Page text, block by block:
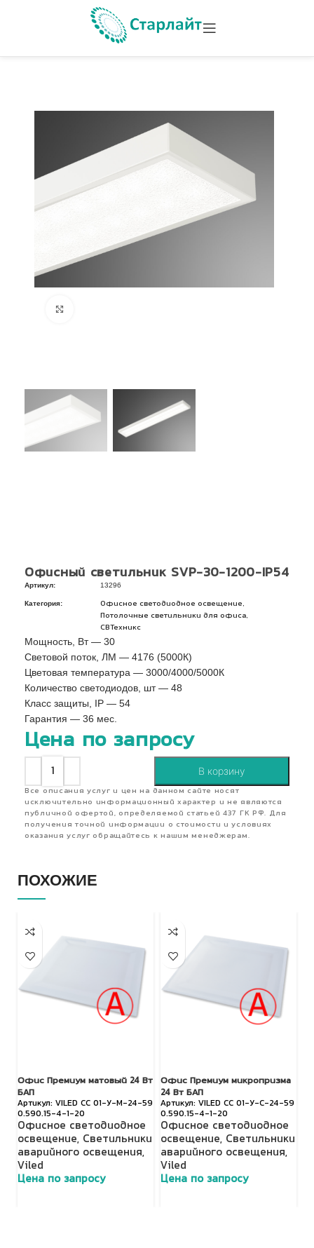
Офисный светильник SVP-30-1200-IP54
Артикул: 13296
Категория: Офисное светодиодное освещение
Потолочные светильники для офиса
СВТехникс
Мощность, Вт — 30
Световой поток, ЛМ — 4176 (5000К)
Цветовая температура — 3000/4000/5000К
Количество светодиодов, шт — 48
Класс защиты, IP — 54
Гарантия — 36 мес.
Цена по запросу
В корзину
Все описания услуг и цен на данном сайте носят
исключительно информационный характер и не являются
публичной офертой, определяемой статьей 437 ГК РФ. Для
получения точной информации о стоимости и условиях
оказания услуг обращайтесь к нашим менеджерам.
ПОХОЖИЕ
Офис Премиум матовый 24 Вт
БАП
VILED СС 01-У-М-24-59
0.590.15-4-1-20
Офисное светодиодное
освещение, Светильники
аварийного освещения,
Viled
Цена по запросу
Офис Премиум микропризма
24 Вт БАП
VILED СС 01-У-С-24-59
0.590.15-4-1-20
Офисное светодиодное
освещение, Светильники
аварийного освещения,
Viled
Цена по запросу